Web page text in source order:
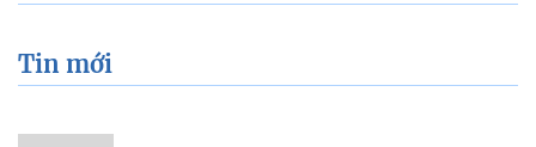
Tin mới